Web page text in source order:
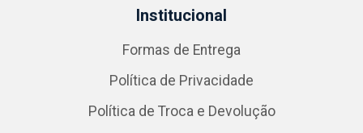
Institucional
Formas de Entrega
Política de Privacidade
Política de Troca e Devolução